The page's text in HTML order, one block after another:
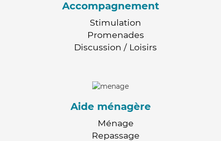
Accompagnement
Stimulation
Promenades
Discussion / Loisirs
Aide ménagère
Ménage
Repassage